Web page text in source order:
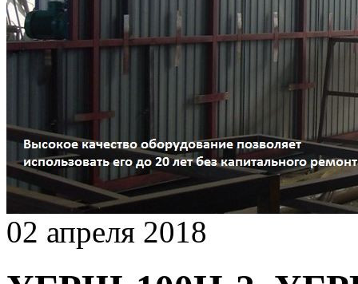
02 апреля 2018